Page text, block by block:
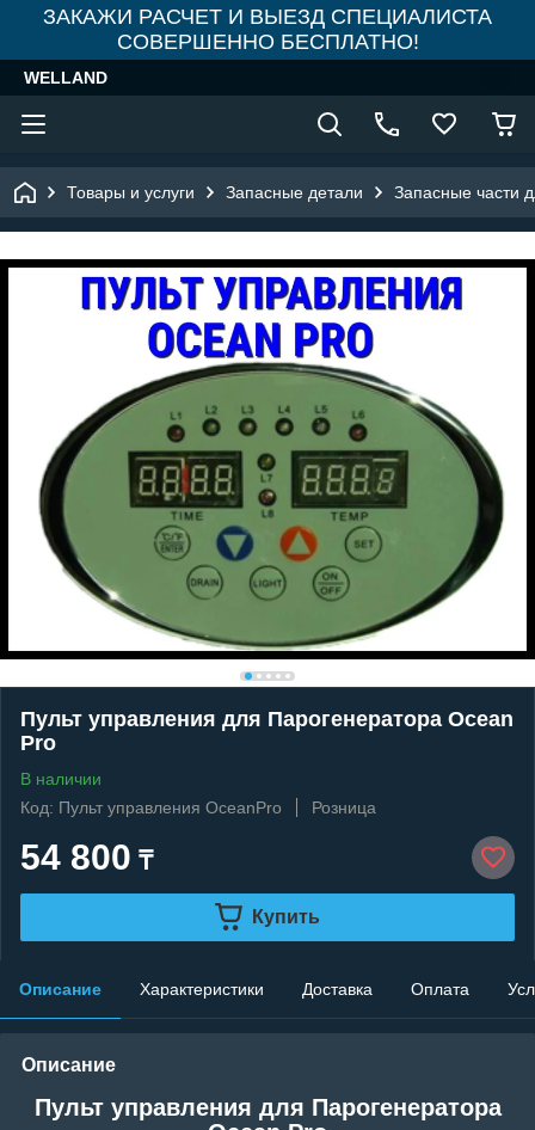
ЗАКАЖИ РАСЧЕТ И ВЫЕЗД СПЕЦИАЛИСТА
СОВЕРШЕННО БЕСПЛАТНО!
WELLAND
Товары и услуги Запасные детали Запасные части
Пульт управления для Парогенератора Ocean
Pro
В наличии
Код: Пульт управления OceanPro
Розница
54 800 ₸
Купить
Описание Характеристики Доставка Оплата
Описание
Пульт управления для Парогенератора